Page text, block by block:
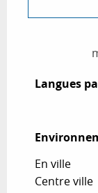
Langues
Langues
En ville
Centre ville